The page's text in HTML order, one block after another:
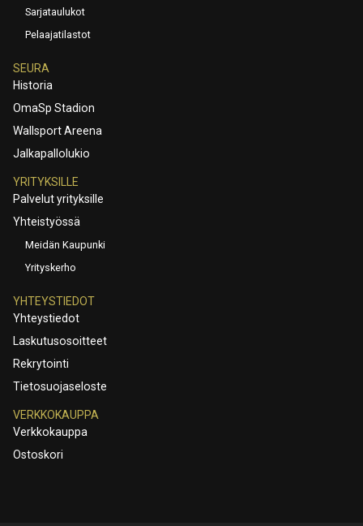
Sarjataulukot
Pelaajatilastot
SEURA
Historia
OmaSp Stadion
Wallsport Areena
Jalkapallolukio
YRITYKSILLE
Palvelut yrityksille
Yhteistyössä
Meidän Kaupunki
Yrityskerho
YHTEYSTIEDOT
Yhteystiedot
Laskutusosoitteet
Rekrytointi
Tietosuojaseloste
VERKKOKAUPPA
Verkkokauppa
Ostoskori